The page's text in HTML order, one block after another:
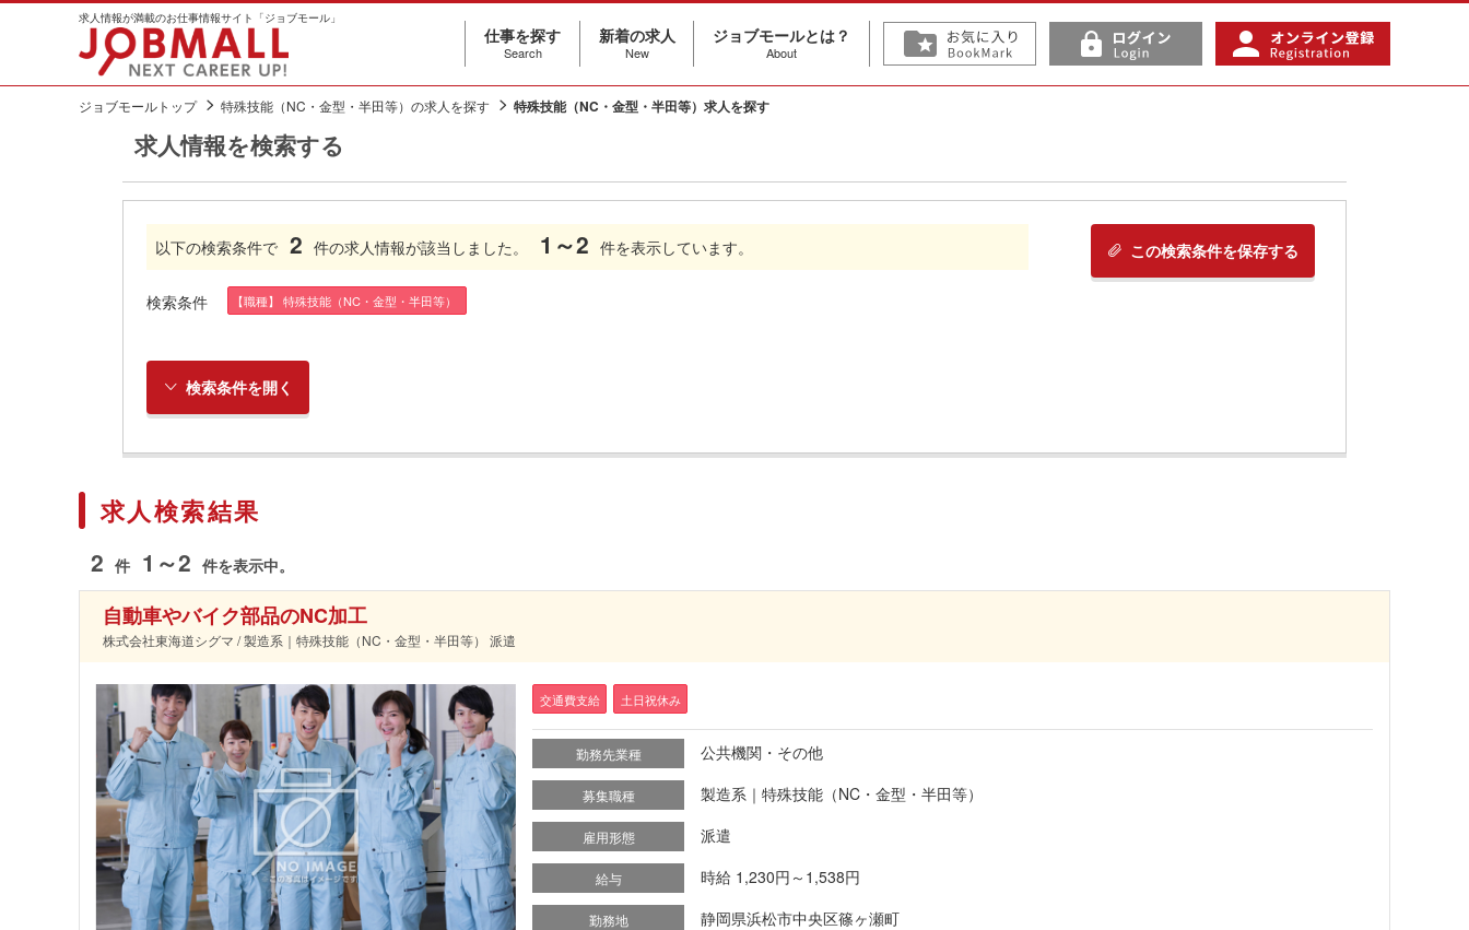
求人情報が満載のお仕事情報サイト「ジョブモール」
仕事を探す
Search
新着の求人
New
ジョブモールとは？
About
ジョブモールトップ 特殊技能（NC・金型・半田等）の求人を探す 特殊技能（NC・金型・半田等）求人を探す
求人情報を検索する
この検索条件を保存する
以下の検索条件で 2 件の求人情報が該当しました。 1～2 件を表示しています。
検索条件 【職種】 特殊技能（NC・金型・半田等）
検索条件を開く
求人検索結果
2 件 1～2 件を表示中。
自動車やバイク部品のNC加工
株式会社東海道シグマ / 製造系｜特殊技能（NC・金型・半田等） 派遣
交通費支給 土日祝休み
勤務先業種 公共機関・その他
募集職種 製造系｜特殊技能（NC・金型・半田等）
雇用形態 派遣
給与 時給 1,230円～1,538円
勤務地 静岡県浜松市中央区篠ヶ瀬町